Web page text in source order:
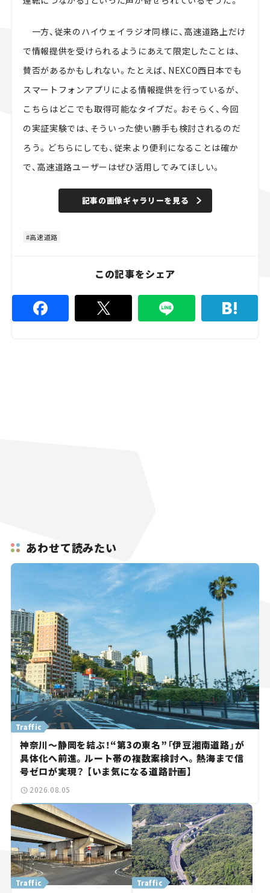
一方、従来のハイウェイラジオ同様に、高速道路上だけ
で情報提供を受けられるようにあえて限定したことは、
賛否があるかもしれない。たとえば、NEXCO西日本でも
スマートフォンアプリによる情報提供を行っているが、
こちらはどこでも取得可能なタイプだ。おそらく、今回
の実証実験では、そういった使い勝手も検討されるのだ
ろう。どちらにしても、従来より便利になることは確か
で、高速道路ユーザーはぜひ活用してみてほしい。
記事の画像ギャラリーを見る
高速道路
この記事をシェア
あわせて読みたい
Traffic
神奈川～静岡を結ぶ！“第3の東名”「伊豆湘南道路」が
具体化へ前進。ルート帯の複数案検討へ。熱海まで信
号ゼロが実現？ 【いま気になる道路計画】
2026.08.05
Traffic Traffic